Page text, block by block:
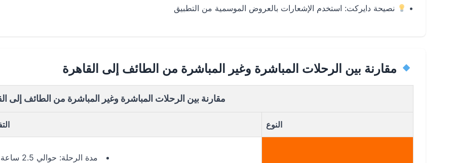
• نصيحة دايركت: استخدم الإشعارات بالعروض الموسمية من التطبيق
مقارنة بين الرحلات المباشرة وغير المباشرة من الطائف إلى القاهرة
مقارنة بين الرحلات المباشرة وغير المباشرة من الطائف إلى
النوع
مدة الرحلة: حوالي 2.5 ساعة